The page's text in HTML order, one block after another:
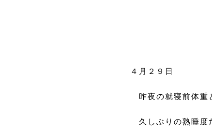
４月２９日
昨夜の就寝前体重
久しぶりの熟睡度